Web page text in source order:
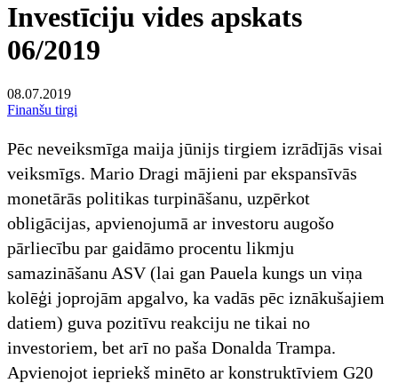
Investīciju vides apskats
06/2019
08.07.2019
Finanšu tirgi
Pēc neveiksmīga maija jūnijs tirgiem izrādījās visai
veiksmīgs. Mario Dragi mājieni par ekspansīvās
monetārās politikas turpināšanu, uzpērkot
obligācijas, apvienojumā ar investoru augošo
pārliecību par gaidāmo procentu likmju
samazināšanu ASV (lai gan Pauela kungs un viņa
kolēģi joprojām apgalvo, ka vadās pēc iznākušajiem
datiem) guva pozitīvu reakciju ne tikai no
investoriem, bet arī no paša Donalda Trampa.
Apvienojot iepriekš minēto ar konstruktīviem G20